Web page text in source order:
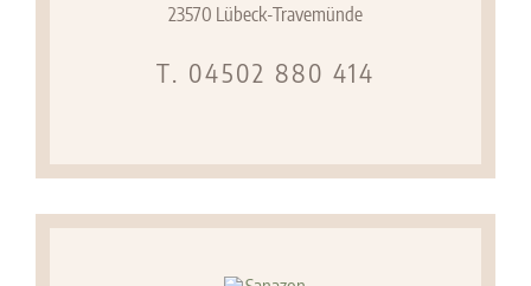
23570 Lübeck-Travemünde
T. 04502 880 414